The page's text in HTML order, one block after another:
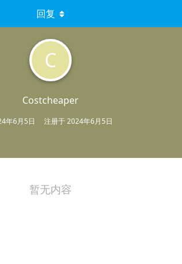
C
Costcheaper
年6月5日 注册于2024年6月5日
回复
暂无内容